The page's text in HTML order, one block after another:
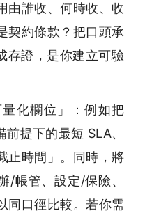
由誰收、何時收、收
契約條款？把口頭承
存證，是你建立可驗
化欄位」：例如把
前提下的最短 SLA、
止時間」。同時，將
/帳管、設定/保險、
同口徑比較。若你需